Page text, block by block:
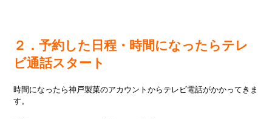
２．予約した日程・時間になったらテレ
ビ通話スタート
時間になったら神戸製菓のアカウントからテレビ電話がかかってきま
す。